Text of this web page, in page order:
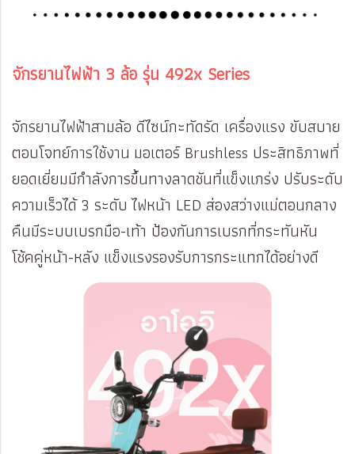
จักรยานไฟฟ้า 3 ล้อ รุ่น 492x Series
จักรยานไฟฟ้าสามล้อ ดีไซน์กะทัดรัด เครื่องแรง ขับสบาย
ตอบโจทย์การใช้งาน มอเตอร์ Brushless ประสิทธิภาพที่
ยอดเยี่ยมมีกำลังการขึ้นทางลาดชันที่แข็งแกร่ง ปรับระดับ
ความเร็วได้ 3 ระดับ ไฟหน้า LED ส่องสว่างแม่ตอนกลาง
คืนมีระบบเบรกมือ-เท้า ป้องกันการเบรกที่กระทันหัน
โช้คคู่หน้า-หลัง แข็งแรงรองรับการกระแทกได้อย่างดี